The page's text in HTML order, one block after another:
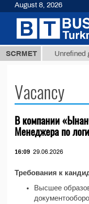
SCRMET
ТМТ Unrefined
Vacancy
В компании
Менеджера по
16:09 29.06.2026
Требования к
Высшее
August 8, 2026